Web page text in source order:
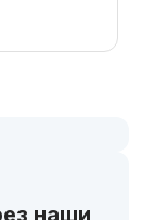
наши